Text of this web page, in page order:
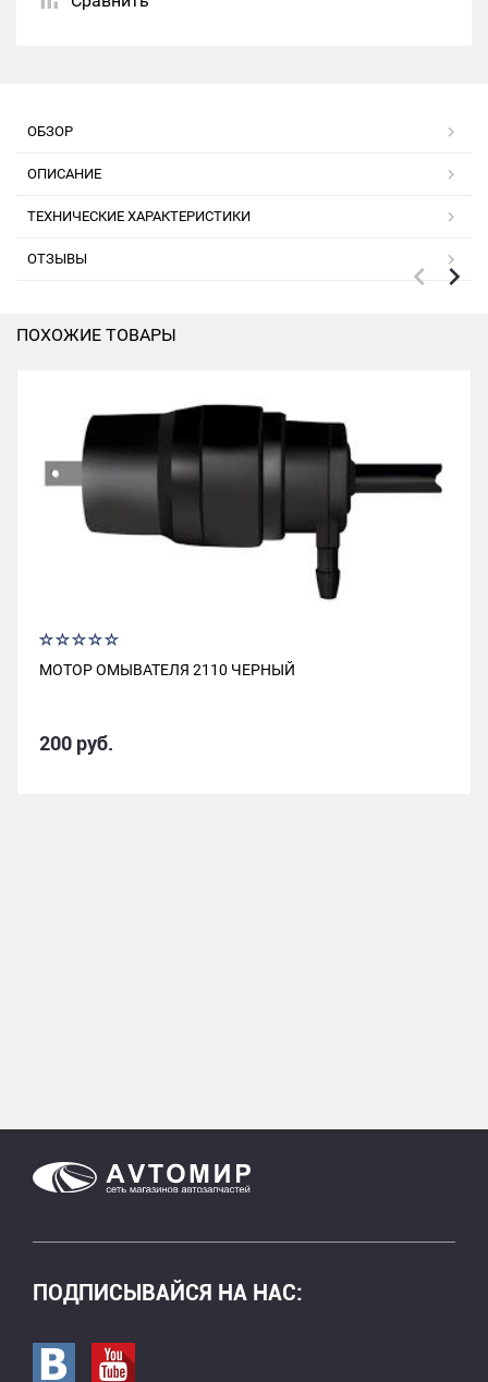
ОБЗОР
ОПИСАНИЕ
ТЕХНИЧЕСКИЕ ХАРАКТЕРИСТИКИ
ОТЗЫВЫ
ПОХОЖИЕ ТОВАРЫ
МОТОР ОМЫВАТЕЛЯ 2110 ЧЕРНЫЙ
200 руб.
ПОДПИСЫВАЙСЯ НА НАС:
Перейти в вк